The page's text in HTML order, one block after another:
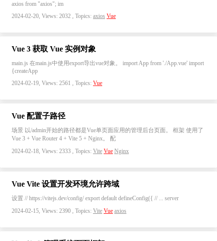
axios from "axios"; im
2024-02-20, Views: 2032 , Topics: axios Vue
Vue 3 获取 Vue 实例对象
main.js 在main.js中使用export导出vue对象。 import App from './App.vue' import
{createApp
2024-02-19, Views: 2561 , Topics: Vue
Vue 配置子路径
场景 以/admin开始的路径都是Vue单页面应用的管理后台页面。 框架 使用了
Vue 3 + Vue Router 4 + Vite 5 + Nginx。 配
2024-02-18, Views: 2333 , Topics: Vite Vue Nginx
Vue Vite 设置开发环境允许跨域
设置 // https://vitejs.dev/config/ export default defineConfig({ // ... server
2024-02-15, Views: 2390 , Topics: Vite Vue axios